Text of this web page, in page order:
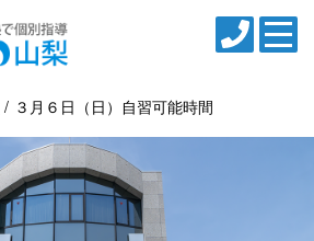
３月６日（日）自習可能時間